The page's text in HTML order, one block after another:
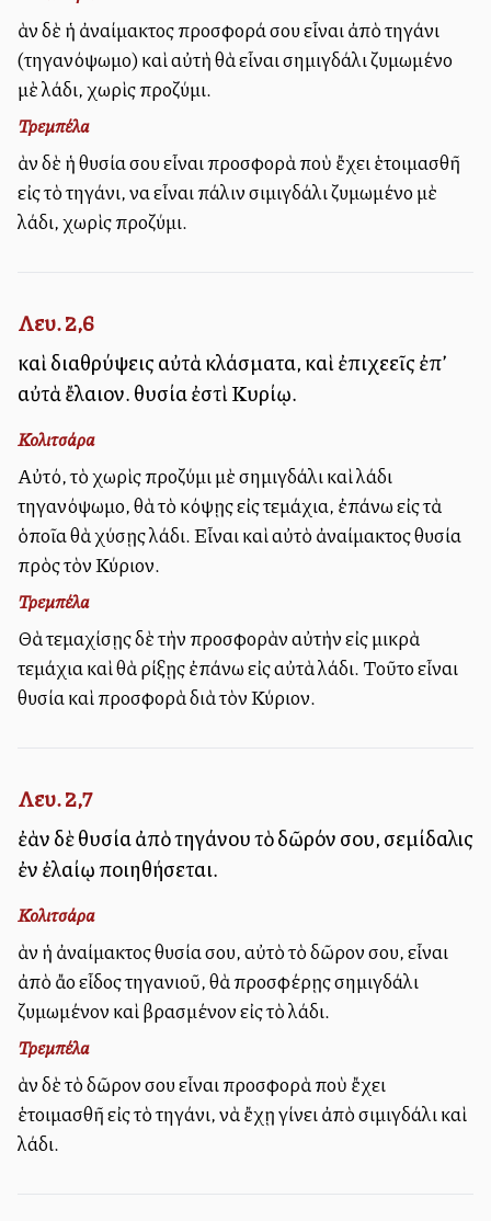
Ἐὰν δὲ ἡ ἀναίμακτος προσφορά σου εἶναι ἀπὸ τηγάνι
(τηγανόψωμο) καὶ αὐτὴ θὰ εἶναι σημιγδάλι ζυμωμένο
μὲ λάδι, χωρὶς προζύμι.
Τρεμπέλα
Ἐὰν δὲ ἡ θυσία σου εἶναι προσφορὰ ποὺ ἔχει ἑτοιμασθῆ
εἰς τὸ τηγάνι, να εἶναι πάλιν σιμιγδάλι ζυμωμένο μὲ
λάδι, χωρὶς προζύμι.
Λευ. 2,6
καὶ διαθρύψεις αὐτὰ κλάσματα, καὶ ἐπιχεεῖς ἐπ’
αὐτὰ ἔλαιον. θυσία ἐστὶ Κυρίῳ.
Κολιτσάρα
Αὐτό, τὸ χωρὶς προζύμι μὲ σημιγδάλι καὶ λάδι
τηγανόψωμο, θὰ τὸ κόψῃς εἰς τεμάχια, ἐπάνω εἰς τὰ
ὁποῖα θὰ χύσῃς λάδι. Εἶναι καὶ αὐτὸ ἀναίμακτος θυσία
πρὸς τὸν Κύριον.
Τρεμπέλα
Θὰ τεμαχίσῃς δὲ τὴν προσφορὰν αὐτὴν εἰς μικρὰ
τεμάχια καὶ θὰ ρίξῃς ἐπάνω εἰς αὐτὰ λάδι. Τοῦτο εἶναι
θυσία καὶ προσφορὰ διὰ τὸν Κύριον.
Λευ. 2,7
ἐὰν δὲ θυσία ἀπὸ τηγάνου τὸ δῶρόν σου, σεμίδαλις
ἐν ἐλαίῳ ποιηθήσεται.
Κολιτσάρα
Ἐὰν ἡ ἀναίμακτος θυσία σου, αὐτὸ τὸ δῶρον σου, εἶναι
ἀπὸ ἄλλο εἶδος τηγανιοῦ, θὰ προσφέρῃς σημιγδάλι
ζυμωμένον καὶ βρασμένον εἰς τὸ λάδι.
Τρεμπέλα
Ἐὰν δὲ τὸ δῶρον σου εἶναι προσφορὰ ποὺ ἔχει
ἑτοιμασθῆ εἰς τὸ τηγάνι, νὰ ἔχῃ γίνει ἀπὸ σιμιγδάλι καὶ
λάδι.